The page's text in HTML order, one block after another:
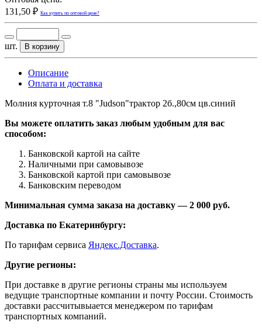
131,50 ₽ Как купить по оптовой цене?
шт. В корзину
Описание
Оплата и доставка
Молния курточная т.8 "Judson"трактор 2б.,80см цв.синий
Вы можете оплатить заказ любым удобным для вас
способом:
Банковской картой на сайте
Наличными при самовывозе
Банковской картой при самовывозе
Банковским переводом
Минимальная сумма заказа на доставку — 2 000 руб.
Доставка по Екатеринбургу:
По тарифам сервиса Яндекс.Доставка.
Другие регионы:
При доставке в другие регионы страны мы используем
ведущие транспортные компании и почту России. Стоимость
доставки рассчитывыается менеджером по тарифам
транспортных компаний.